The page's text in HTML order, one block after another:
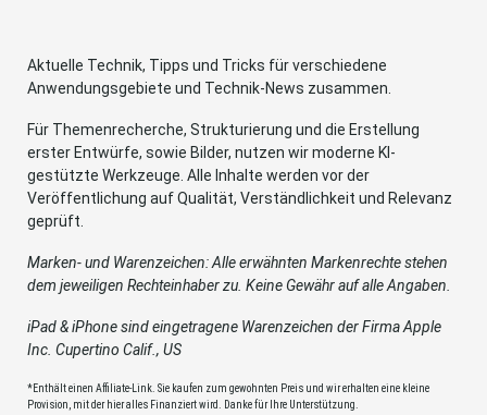
Aktuelle Technik, Tipps und Tricks für verschiedene
Anwendungsgebiete und Technik-News zusammen.
Für Themenrecherche, Strukturierung und die Erstellung
erster Entwürfe, sowie Bilder, nutzen wir moderne KI-
gestützte Werkzeuge. Alle Inhalte werden vor der
Veröffentlichung auf Qualität, Verständlichkeit und Relevanz
geprüft.
Marken- und Warenzeichen: Alle erwähnten Markenrechte stehen
dem jeweiligen Rechteinhaber zu. Keine Gewähr auf alle Angaben.
iPad & iPhone sind eingetragene Warenzeichen der Firma Apple
Inc. Cupertino Calif., US
*Enthält einen Affiliate-Link. Sie kaufen zum gewohnten Preis und wir erhalten eine kleine
Provision, mit der hier alles Finanziert wird. Danke für Ihre Unterstützung.